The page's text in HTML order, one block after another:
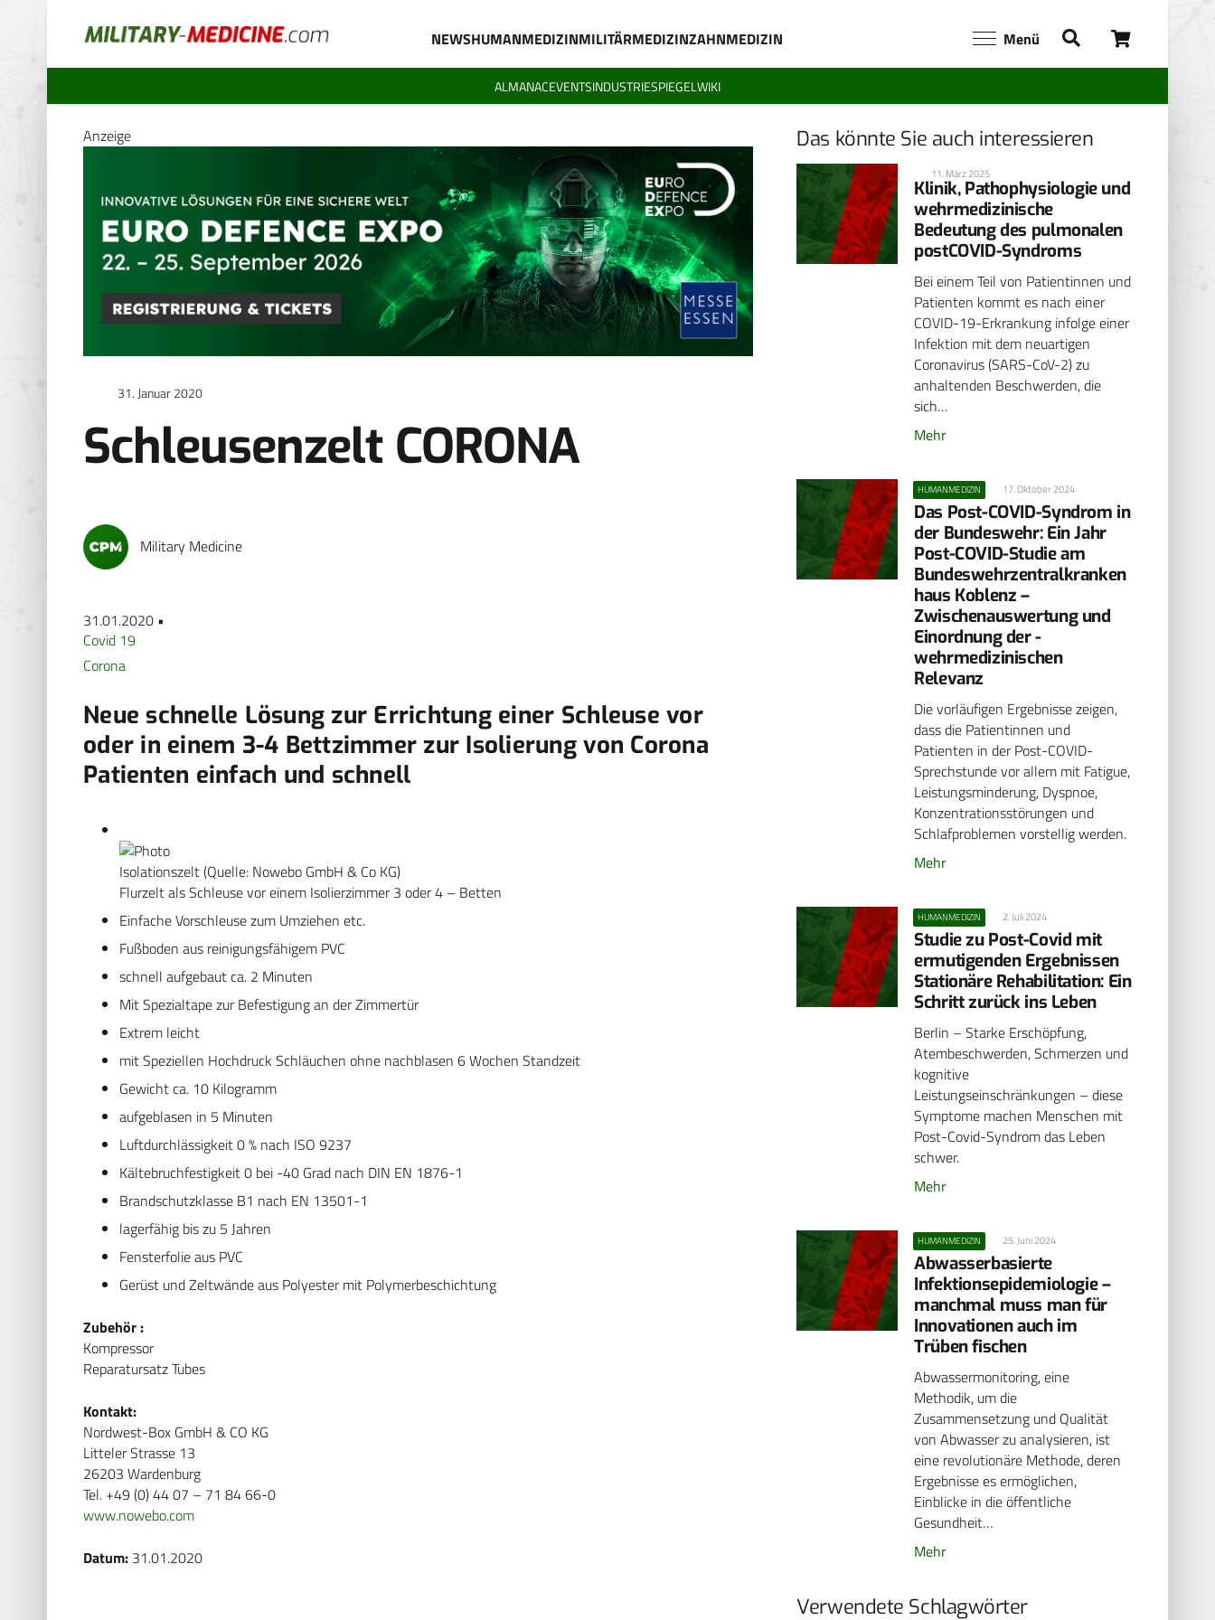
NEWSHUMANMEDIZINMILITÄRMEDIZINZAHNMEDIZIN Menü
ALMANACEVENTSINDUSTRIESPIEGELWIKI
Anzeige
31. Januar 2020
Schleusenzelt CORONA
Military Medicine
31.01.2020 •
Covid 19
Corona
Neue schnelle Lösung zur Errichtung einer Schleuse vor
oder in einem 3-4 Bettzimmer zur Isolierung von Corona
Patienten einfach und schnell
Isolationszelt (Quelle: Nowebo GmbH & Co KG)
Flurzelt als Schleuse vor einem Isolierzimmer 3 oder 4 – Betten
Einfache Vorschleuse zum Umziehen etc.
Fußboden aus reinigungsfähigem PVC
schnell aufgebaut ca. 2 Minuten
Mit Spezialtape zur Befestigung an der Zimmertür
Extrem leicht
mit Speziellen Hochdruck Schläuchen ohne nachblasen 6 Wochen Standzeit
Gewicht ca. 10 Kilogramm
aufgeblasen in 5 Minuten
Luftdurchlässigkeit 0 % nach ISO 9237
Kältebruchfestigkeit 0 bei -40 Grad nach DIN EN 1876-1
Brandschutzklasse B1 nach EN 13501-1
lagerfähig bis zu 5 Jahren
Fensterfolie aus PVC
Gerüst und Zeltwände aus Polyester mit Polymerbeschichtung
Zubehör :
Kompressor
Reparatursatz Tubes
Kontakt:
Nordwest-Box GmbH & CO KG
Litteler Strasse 13
26203 Wardenburg
Tel. +49 (0) 44 07 – 71 84 66-0
www.nowebo.com
Datum: 31.01.2020
Das könnte Sie auch interessieren
11. März 2025
Klinik, Pathophysiologie und
wehrmedizinische
Bedeutung des pulmonalen
postCOVID-Syndroms
Bei einem Teil von Patientinnen und
Patienten kommt es nach einer
COVID-19-Erkrankung infolge einer
Infektion mit dem neuartigen
Coronavirus (SARS-CoV-2) zu
anhaltenden Beschwerden, die
sich…
Mehr
HUMANMEDIZIN 17. Oktober 2024
Das Post-COVID-Syndrom in
der Bundeswehr: Ein Jahr
Post-COVID-Studie am
Bundeswehrzentralkranken
haus ­Koblenz –
Zwischenauswertung und
Einordnung der ­
wehrmedizinischen
Relevanz
Die vorläufigen Ergebnisse zeigen,
dass die Patientinnen und
Patienten in der Post-COVID-
Sprechstunde vor allem mit Fatigue,
Leistungsminderung, Dyspnoe,
Konzentrationsstörungen und
Schlafproblemen vorstellig werden.
Mehr
HUMANMEDIZIN 2. Juli 2024
Studie zu Post-Covid mit
ermutigenden Ergebnissen
Stationäre Rehabilitation: Ein
Schritt zurück ins Leben
Berlin – Starke Erschöpfung,
Atembeschwerden, Schmerzen und
kognitive
Leistungseinschränkungen – diese
Symptome machen Menschen mit
Post-Covid-Syndrom das Leben
schwer.
Mehr
HUMANMEDIZIN 25. Juni 2024
Abwasserbasierte
Infektionsepidemiologie –
manchmal muss man für
Innovationen auch im
Trüben fischen
Abwassermonitoring, eine
Methodik, um die
Zusammensetzung und Qualität
von Abwasser zu analysieren, ist
eine revolutionäre Methode, deren
Ergebnisse es ermöglichen,
Einblicke in die öffentliche
Gesundheit…
Mehr
Verwendete Schlagwörter